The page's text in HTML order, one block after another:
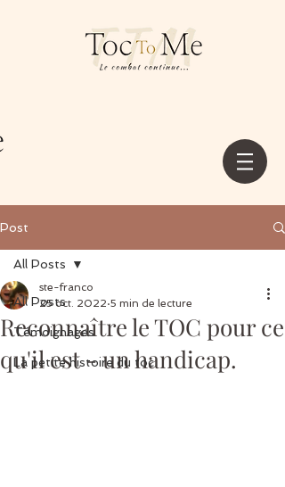
Post
All Posts
Témoignages
La petite histoire du toc
All Posts
Reconnaître le TOC pour ce
qu'il est - un handicap.
ste-franco
25 oct. 2022 5 min de lecture